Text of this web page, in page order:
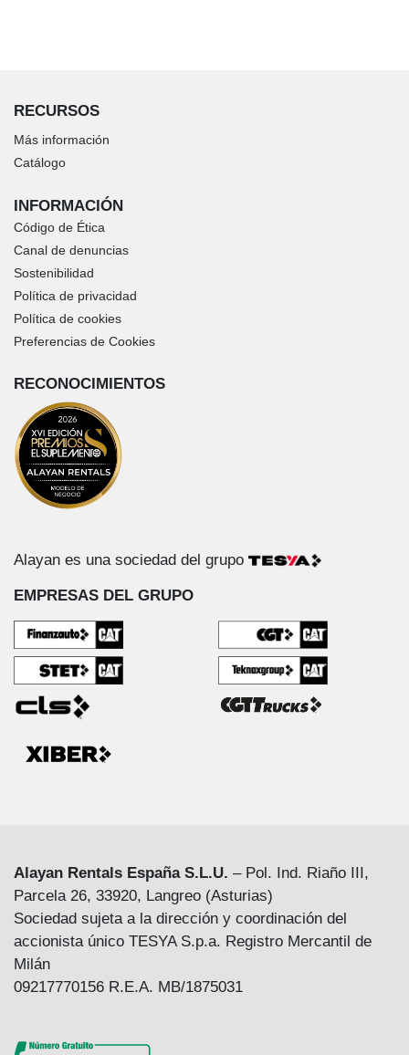
RECURSOS
Más información
Catálogo
INFORMACIÓN
Código de Ética
Canal de denuncias
Sostenibilidad
Política de privacidad
Política de cookies
Preferencias de Cookies
RECONOCIMIENTOS
Alayan es una sociedad del grupo
EMPRESAS DEL GRUPO
Alayan Rentals España S.L.U. – Pol. Ind. Riaño III,
Parcela 26, 33920, Langreo (Asturias)
Sociedad sujeta a la dirección y coordinación del
accionista único TESYA S.p.a. Registro Mercantil de
Milán
09217770156 R.E.A. MB/1875031